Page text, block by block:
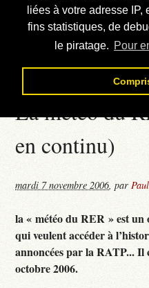
liées à votre adresse
fins statistiques, de
le piratage. Pour
Liens externes
Téléchargement
Contact
La météo du
en continu)
mardi 7 novembre 2006,par
la « météo du RER » est
qui veulent accéder à
annoncées par la RATP... Il
octobre 2006.